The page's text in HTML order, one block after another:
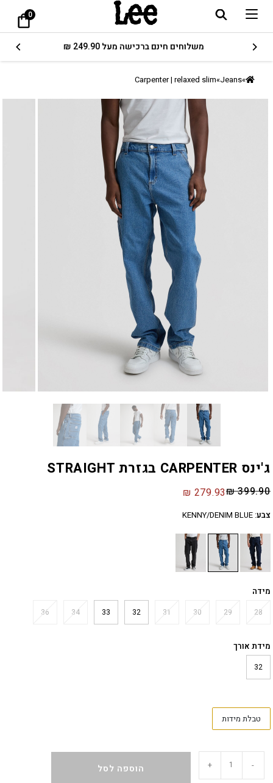
0
משלוחים חינם ברכישה מעל 249.90 ₪
»
Jeans
»
Carpenter | relaxed slim
ג'ינס CARPENTER בגזרת STRAIGHT
₪399.90
₪ 279.93
צבע:
KENNY/DENIM BLUE
מידה
28
29
30
31
32
33
34
36
מידת אורך
32
טבלת מידות
-
+ הוספה לסל